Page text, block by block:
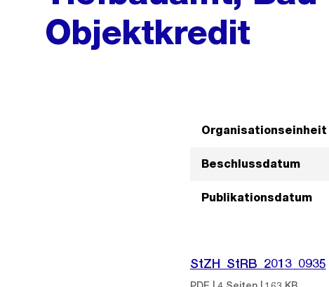
Objektkredit
Organisationseinheit
Beschlussdatum
Publikationsdatum
StZH_StRB_2013_0935